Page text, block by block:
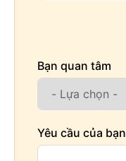
Bạn quan tâm
Yêu cầu của bạn